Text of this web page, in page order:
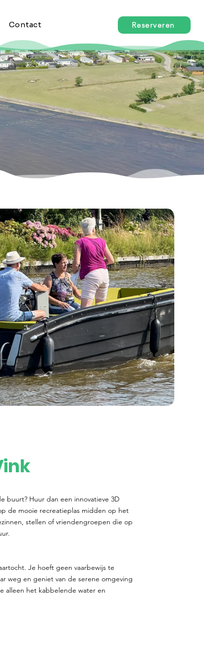
Contact Reserveren
buurt? Huur dan een innovatieve 3D
de mooie recreatieplas midden op het
stellen of vriendengroepen die op
Je hoeft geen vaarbewijs te
weg en geniet van de serene omgeving
alleen het kabbelende water en